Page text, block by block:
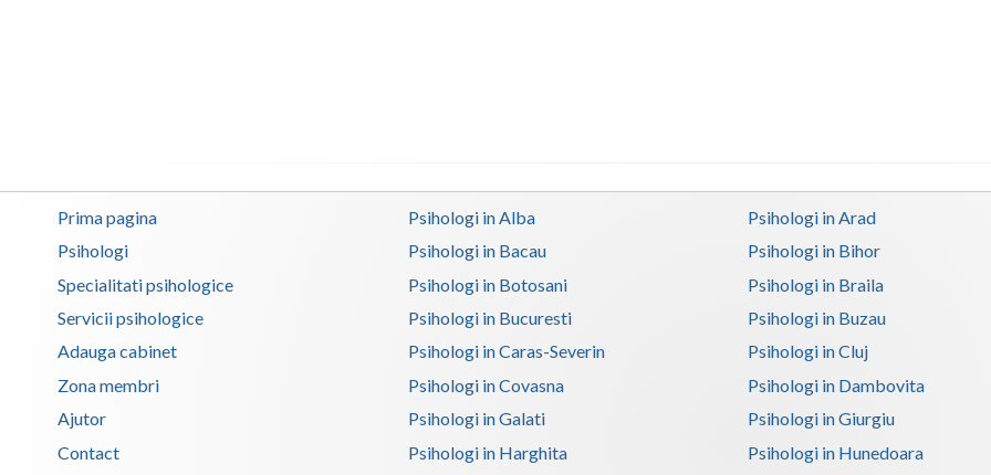
Prima pagina
Psihologi
Specialitati psihologice
Servicii psihologice
Adauga cabinet
Zona membri
Ajutor
Contact
Psihologi in Alba Psihologi in Arad
Psihologi in Bacau
Psihologi in Bihor
Psihologi in Botosani
Psihologi in Braila
Psihologi in Bucuresti
Psihologi in Buzau
Psihologi in Caras-Severin
Psihologi in Cluj
Psihologi in Covasna
Psihologi in Dambovita
Psihologi in Galati
Psihologi in Giurgiu
Psihologi in Harghita
Psihologi in Hunedoara